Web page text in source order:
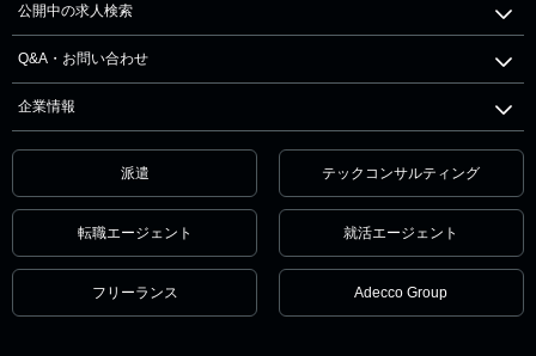
公開中の求人検索
Q&A・お問い合わせ
企業情報
派遣 テックコンサルティング
転職エージェント 就活エージェント
フリーランス Adecco Group